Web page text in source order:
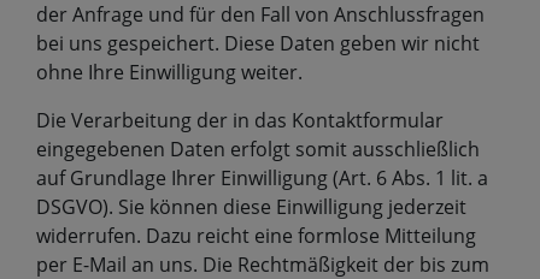
der Anfrage und für den Fall von Anschlussfragen
bei uns gespeichert. Diese Daten geben wir nicht
ohne Ihre Einwilligung weiter.
Die Verarbeitung der in das Kontaktformular
eingegebenen Daten erfolgt somit ausschließlich
auf Grundlage Ihrer Einwilligung (Art. 6 Abs. 1 lit. a
DSGVO). Sie können diese Einwilligung jederzeit
widerrufen. Dazu reicht eine formlose Mitteilung
per E-Mail an uns. Die Rechtmäßigkeit der bis zum